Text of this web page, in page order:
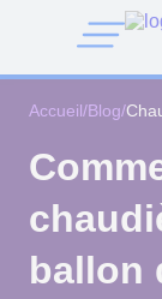
Accueil/Blog/
ballon